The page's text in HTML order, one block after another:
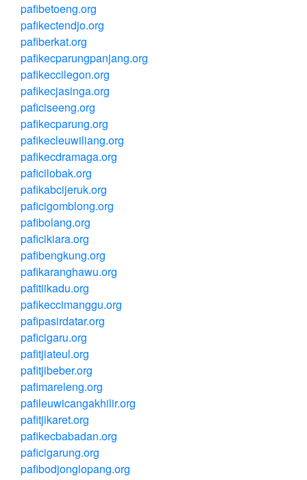
pafibetoeng.org
pafikectendjo.org
pafiberkat.org
pafikecparungpanjang.org
pafikeccilegon.org
pafikecjasinga.org
paficiseeng.org
pafikecparung.org
pafikecleuwiliang.org
pafikecdramaga.org
paficilobak.org
pafikabcijeruk.org
paficigomblong.org
pafibolang.org
paficikiara.org
pafibengkung.org
pafikaranghawu.org
pafitiikadu.org
pafikeccimanggu.org
pafipasirdatar.org
paficigaru.org
pafitjiateul.org
pafitjibeber.org
pafimareleng.org
pafileuwicangakhilir.org
pafitjikaret.org
pafikecbabadan.org
paficigarung.org
pafibodjonglopang.org